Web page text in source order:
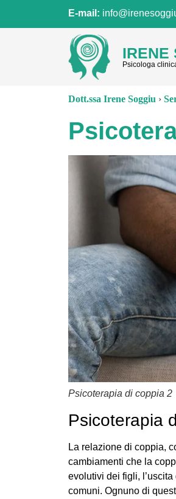
E-mail:
IRENE
Psicologa
Dott.ssa Irene Soggiu ›
Psicoterapia di coppia 2
Psicoterapia
La relazione di coppia,
cambiamenti che la
evolutivi dei figli,
comuni. Ognuno di